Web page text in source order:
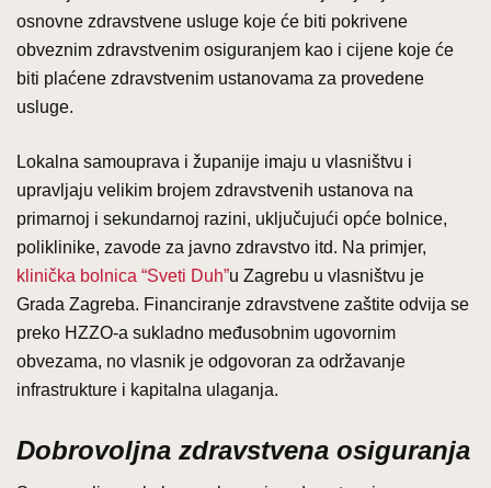
osnovne zdravstvene usluge koje će biti pokrivene
obveznim zdravstvenim osiguranjem kao i cijene koje će
biti plaćene zdravstvenim ustanovama za provedene
usluge.
Lokalna samouprava i županije imaju u vlasništvu i
upravljaju velikim brojem zdravstvenih ustanova na
primarnoj i sekundarnoj razini, uključujući opće bolnice,
poliklinike, zavode za javno zdravstvo itd. Na primjer,
klinička bolnica “Sveti Duh”u Zagrebu u vlasništvu je
Grada Zagreba. Financiranje zdravstvene zaštite odvija se
preko HZZO-a sukladno međusobnim ugovornim
obvezama, no vlasnik je odgovoran za održavanje
infrastrukture i kapitalna ulaganja.
Dobrovoljna zdravstvena osiguranja